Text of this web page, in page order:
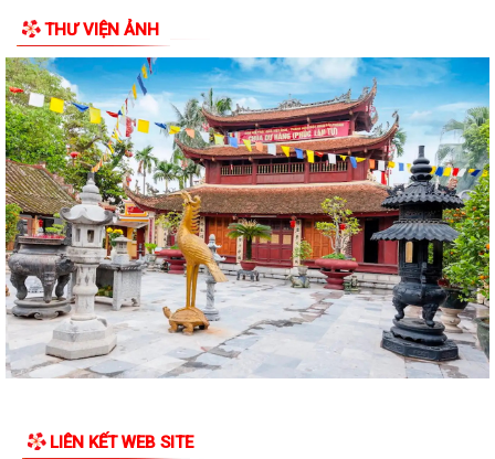
PHƯỜNG AN BIÊN: TRANG CẤP MÁY TÍNH CHO 100% TỔ DÂN PHỐ –
HƯỚNG MẠNH VỀ CƠ SỞ, LAN TỎA CHUYỂN ĐỔI SỐ...
PHƯỜNG AN BIÊN TỔ CHỨC RA MẮT 02 MÔ HÌNH CHUYỂN ĐỔI SỐ –
TẠO ĐỘT PHÁ TRONG NÂNG CAO HIỆU QUẢ CÔNG...
ĐẢNG UỶ PHƯỜNG AN BIÊN CHÚ TRỌNG BỒI DƯỠNG LÝ LUẬN CHÍNH
TRỊ CHO ĐỘI NGŨ GIÁO VIÊN NĂM 2026
PHƯỜNG AN BIÊN BƯỚC ĐẦU ĐẠT KẾT QUẢ TÍCH CỰC TRONG CÔNG
TÁC VẬN ĐỘNG HIẾN, TẶNG KỶ VẬT KHÁNG CHIẾN
UBND PHƯỜNG AN BIÊN BAN HÀNH KẾ HOẠCH TRIỂN KHAI KHÁM SỨC
KHỎE ĐỊNH KỲ HOẶC KHÁM SÀNG LỌC MIỄN PHÍ...
UBND PHƯỜNG AN BIÊN HỌP TRIỂN KHAI CÁC MÔ HÌNH THỰC HIỆN
UBND phường An Biên triển khai công tác phòng, chống bão số 01
THƯ VIỆN ẢNH
LIÊN KẾT WEB SITE